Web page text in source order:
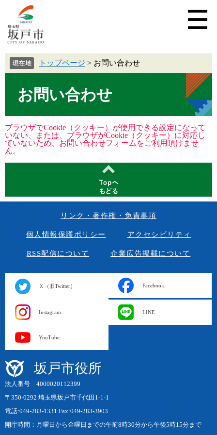
トップページ > お問い合わせ
お問い合わせ
ブラウザでCookie（クッキー）が使用できる設定になって
いない、または、ブラウザがCookie（クッキー）に対応し
ていないため、お問い合わせフォームをご利用頂けませ
ん。
リンク・著作権・免責事項
個人情報保護ポリシー アクセシビリティ
RSS配信について 企業広告掲載について
Ｘ（旧Twitter） Facebook
Instagram LINE
YouTube
坂戸市役所
法人番号 4000020112399
〒350-0292 埼玉県坂戸市千代田1-1-1
電話:049-283-1331 Fax:049-283-3903
開庁時間：月曜日から金曜日までの午前8時30分から午後5時15分まで